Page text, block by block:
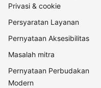
Privasi & cookie
Persyaratan Layanan
Pernyataan Aksesibilitas
Masalah mitra
Pernyataan Perbudakan
Modern